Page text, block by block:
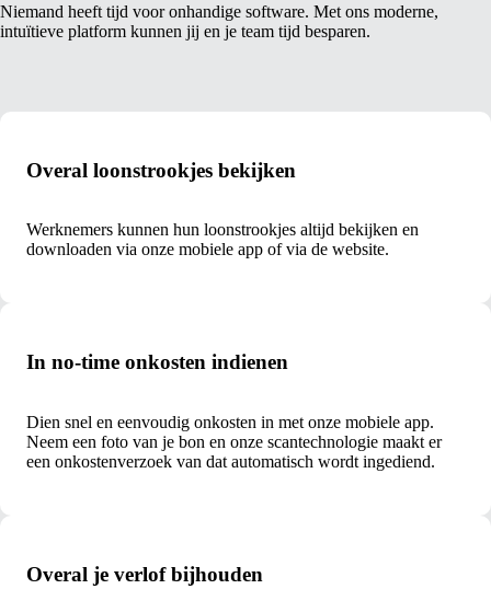
Niemand heeft tijd voor onhandige software. Met ons moderne,
intuïtieve platform kunnen jij en je team tijd besparen.
Overal loonstrookjes bekijken
Werknemers kunnen hun loonstrookjes altijd bekijken en
downloaden via onze mobiele app of via de website.
In no-time onkosten indienen
Dien snel en eenvoudig onkosten in met onze mobiele app.
Neem een foto van je bon en onze scantechnologie maakt er
een onkostenverzoek van dat automatisch wordt ingediend.
Overal je verlof bijhouden